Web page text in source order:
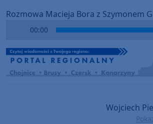
Rozmowa Macieja Bora z Szymonem
00:00
Wojciech